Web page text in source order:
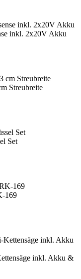
inkl. 2x20V Akku
Streubreite
Set
169
inkl. Akku &